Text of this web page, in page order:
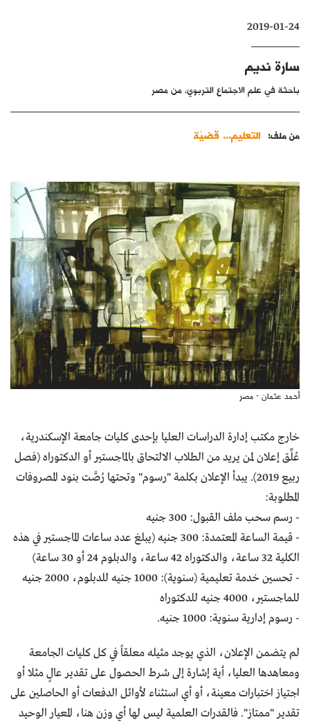
الأرشيف
2019-01-24
سارة نديم
باحثة في علم الاجتماع التربوي، من مصر
من ملف: التعليم... قضيّة
أحمد عثمان - مصر
خارج مكتب إدارة الدراسات العليا بإحدى كليات جامعة الإسكندرية،
عُلِّق إعلان لمن يريد من الطلاب الالتحاق بالماجستير أو الدكتوراه (فصل
ربيع 2019). يبدأ الإعلان بكلمة "رسوم" وتحتها رُصَّت بنود المصروفات
المطلوبة:
- رسم سحب ملف القبول: 300 جنيه
- قيمة الساعة المعتمدة: 300 جنيه (يبلغ عدد ساعات الماجستير في هذه
الكلية 32 ساعة، والدكتوراه 42 ساعة، والدبلوم 24 أو 30 ساعة)
- تحسين خدمة تعليمية (سنوية): 1000 جنيه للدبلوم، 2000 جنيه
للماجستير، 4000 جنيه للدكتوراه
- رسوم إدارية سنوية: 1000 جنيه.
لم يتضمن الإعلان، الذي يوجد مثيله معلقاً في كل كليات الجامعة
ومعاهدها العليا، أية إشارة إلى شرط الحصول على تقدير عالٍ مثلا أو
اجتياز اختبارات معينة، أو أي استثناء لأوائل الدفعات أو الحاصلين على
تقدير "ممتاز". فالقدرات العلمية ليس لها أي وزن هنا، المعيار الوحيد